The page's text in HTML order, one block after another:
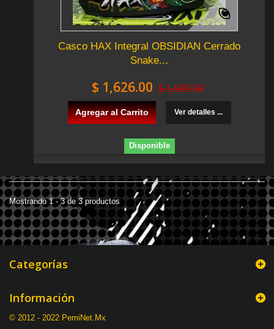
Casco HAX Integral OBSIDIAN Cerrado
Snake...
$ 1,626.00 $ 1,905.00
Agregar al Carrito Ver detalles ...
Disponible
Mostrando 1 - 3 de 3 productos
Categorías
Información
© 2012 - 2022 PemiNet.Mx